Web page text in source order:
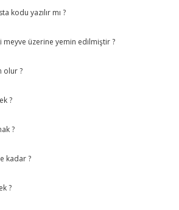
kodu yazılır mı ?
meyve üzerine yemin edilmiştir ?
olur ?
?
?
kadar ?
?